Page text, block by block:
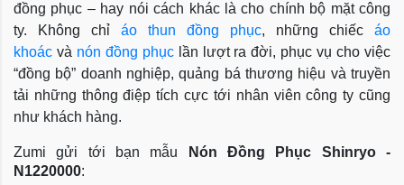
đồng phục – hay nói cách khác là cho chính bộ mặt công
ty. Không chỉ áo thun đồng phục, những chiếc áo
khoác và nón đồng phụclần lượt ra đời, phục vụ cho việc
“đồng bộ” doanh nghiệp, quảng bá thương hiệu và truyền
tải những thông điệp tích cực tới nhân viên công ty cũng
như khách hàng.
Zumi gửi tới bạn mẫu
Nón Đồng Phục Shinryo -
N1220000: